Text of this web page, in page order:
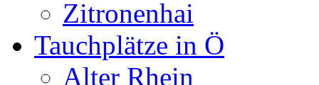
Zitronenhai
Tauchplätze in Ö
Alter Rhein